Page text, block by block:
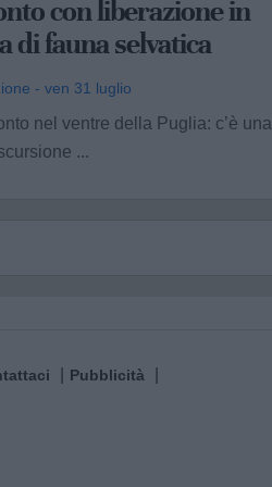
con liberazione in
di fauna selvatica
- ven 31 luglio
nel ventre della Puglia: c’è una
...
Pubblicità